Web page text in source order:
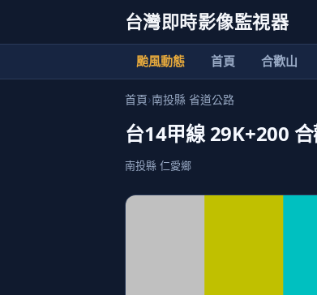
台灣即時影像監視器
颱風動態 首頁 合歡山
首頁›南投縣 省道公路
台14甲線 29K+200
南投縣 仁愛鄉